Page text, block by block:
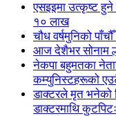
एसइइमा उत्कृष्ट हुने
१० लाख
चौध वर्षमुनिको
आज देशैभर सोनाम
नेकपा बहुमतका
कम्युनिस्टहरूको
डाक्टरले मृत भनेको
डाक्टरमाथि